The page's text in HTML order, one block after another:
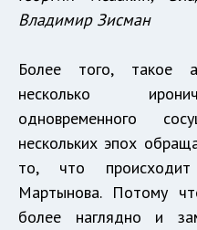
Владимир Зисман
Более того, такое
несколько
одновременного
нескольких эпох
то, что
Мартынова. Потому
более наглядно и